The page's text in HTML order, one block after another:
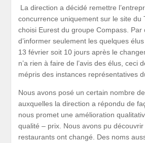
La direction a décidé remettre
concurrence uniquement sur le site du
choisi Eurest du groupe Compass. Par
d’informer seulement les quelques
13 février soit 10 jours après le
n’a rien à faire de l’avis des élus, ceci
mépris des instances représentatives
Nous avons posé un certain nombre
auxquelles la direction a répondu de
nous promet une amélioration
qualité – prix. Nous avons pu
restaurants ont changé. Des noms